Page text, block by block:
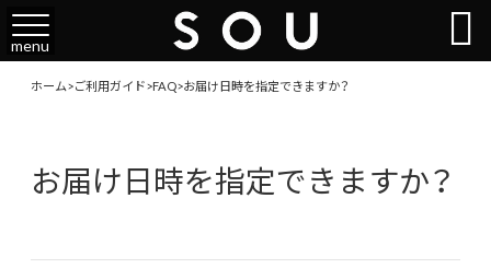
menu 
ホーム>ご利用ガイド>FAQ>お届け日時を指定できますか？
お届け日時を指定できますか？